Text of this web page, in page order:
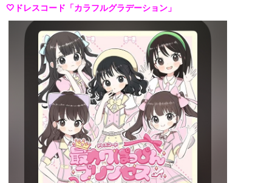
🤍ドレスコード「カラフルグラデーション」